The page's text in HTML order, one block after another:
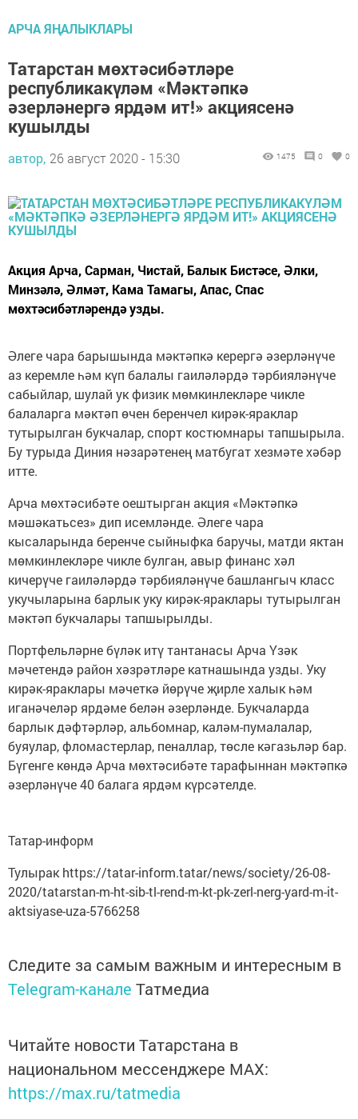
АРЧА ЯҢАЛЫКЛАРЫ
Татарстан мөхтәсибәтләре
республикакүләм «Мәктәпкә
әзерләнергә ярдәм ит!» акциясенә
кушылды
автор, 26 август 2020 - 15:30 1475 0 0
Акция Арча, Сарман, Чистай, Балык Бистәсе, Әлки,
Минзәлә, Әлмәт, Кама Тамагы, Апас, Спас
мөхтәсибәтләрендә узды.
Әлеге чара барышында мәктәпкә керергә әзерләнүче
аз керемле һәм күп балалы гаиләләрдә тәрбияләнүче
сабыйлар, шулай ук физик мөмкинлекләре чикле
балаларга мәктәп өчен беренчел кирәк-яраклар
тутырылган букчалар, спорт костюмнары тапшырыла.
Бу турыда Диния нәзарәтенең матбугат хезмәте хәбәр
итте.
Арча мөхтәсибәте оештырган акция «Мәктәпкә
мәшәкатьсез» дип исемләнде. Әлеге чара
кысаларында беренче сыйныфка баручы, матди яктан
мөмкинлекләре чикле булган, авыр финанс хәл
кичерүче гаиләләрдә тәрбияләнүче башлангыч класс
укучыларына барлык уку кирәк-яраклары тутырылган
мәктәп букчалары тапшырылды.
Портфельләрне бүләк итү тантанасы Арча Үзәк
мәчетендә район хәзрәтләре катнашында узды. Уку
кирәк-яраклары мәчеткә йөрүче җирле халык һәм
иганәчеләр ярдәме белән әзерләнде. Букчаларда
барлык дәфтәрләр, альбомнар, каләм-пумалалар,
буяулар, фломастерлар, пеналлар, төсле кәгазьләр бар.
Бүгенге көндә Арча мөхтәсибәте тарафыннан мәктәпкә
әзерләнүче 40 балага ярдәм күрсәтелде.
Татар-информ
Тулырак https://tatar-inform.tatar/news/society/26-08-
2020/tatarstan-m-ht-sib-tl-rend-m-kt-pk-zerl-nerg-yard-m-it-
aktsiyase-uza-5766258
Следите за самым важным и интересным в
Telegram-канале Татмедиа
Читайте новости Татарстана в
национальном мессенджере MАХ:
https://max.ru/tatmedia